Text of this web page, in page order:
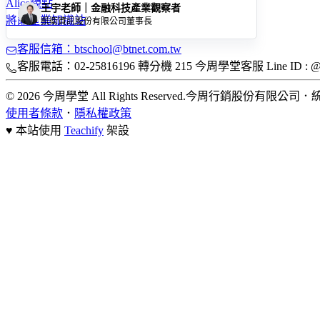
Alice觀點
將能產業知識站
王宇老師｜金融科技產業觀察者
凱衛資訊股份有限公司董事長
客服信箱：btschool@btnet.com.tw
客服電話：02-25816196 轉分機 215 今周學堂客服 Line ID :
© 2026 今周學堂 All Rights Reserved.今周行銷股份有限公司 ．
使用者條款 ． 隱私權政策
♥ 本站使用 Teachify 架設